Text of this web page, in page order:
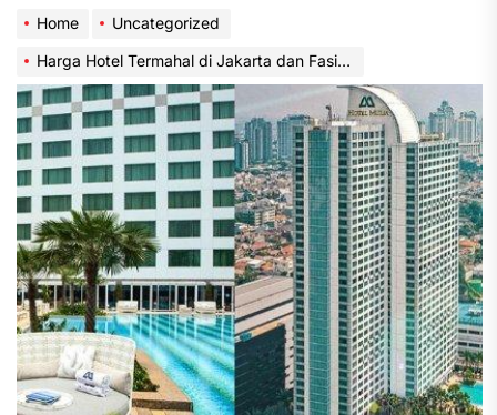
Home
Uncategorized
Harga Hotel Termahal di Jakarta dan Fasilitas Eksklusifnya